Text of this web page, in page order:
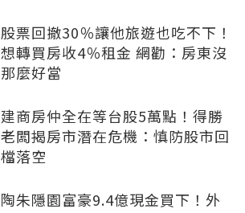
股票回撤30％讓他旅遊也吃不下！
想轉買房收4％租金 網勸：房東沒
那麼好當
建商房仲全在等台股5萬點！得勝
老闆揭房市潛在危機：慎防股市回
檔落空
陶朱隱園富豪9.4億現金買下！外